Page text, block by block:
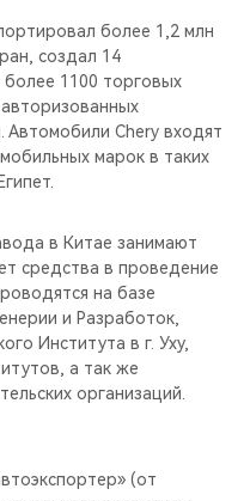
более 1,2 млн
создал 14
1100 торговых
Chery входят
марок в таких
в Китае занимают
средства в проведение
на базе
и Разработок,
Института в г. Уху,
а так же
организаций.
(от